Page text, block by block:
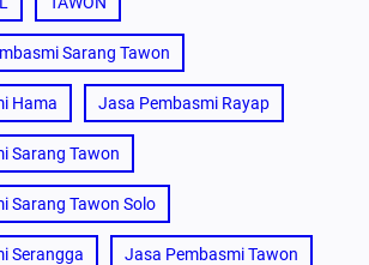
Sarang Tawon
Hama Jasa Pembasmi Rayap
Sarang Tawon
Sarang Tawon Solo
Serangga Jasa Pembasmi Tawon